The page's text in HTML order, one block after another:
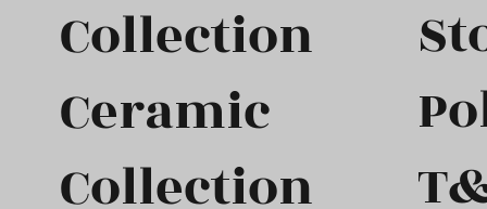
Collection
Ceramic
Collection